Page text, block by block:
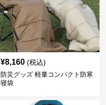
¥8,160 (税込)
防災グッズ 軽量コンパクト防寒
寝袋